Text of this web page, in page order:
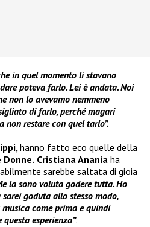
in quel momento li stavano
poteva farlo. Lei è andata. Noi
non lo avevamo nemmeno
di farlo, perché magari
non restare con quel tarlo”.
hanno fatto eco quelle della
Donne. Cristiana Anania ha
sarebbe saltata di gioia
la sono voluta godere tutta. Ho
goduta allo stesso modo,
come prima e quindi
esperienza”.